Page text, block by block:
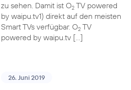
zu sehen. Damit ist O2TV powered
by waipu.tv1) direkt auf den meisten
Smart TVs verfügbar. O2TV
powered by waipu.tv […]
26. Juni 2019